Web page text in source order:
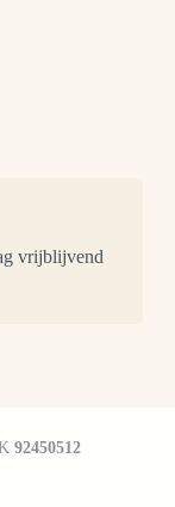
vrijblijvend
92450512